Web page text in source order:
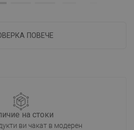
ПОВЕЧЕ
на стоки
ви чакат в модерен